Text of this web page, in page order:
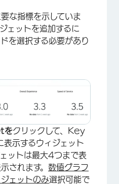
な指標を示していま
ェットを追加するに
を選択する必要があり
をクリックして、Key
示するウィジェット
ットは最大4つまで表
されます。 数値グラフ
ェットのみ選択可能で